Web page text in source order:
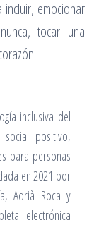
emocionar
tocar una
inclusiva del
positivo,
para personas
en 2021 por
Adrià Roca y
electrónica